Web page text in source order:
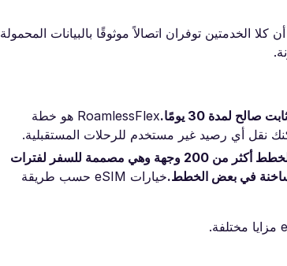
الخدمتين توفران اتصالاً موثوقًا بالبيانات المحمولة
‏RoamlessFlex هو خطة
نقل أي رصيد غير مستخدم للرحلات المستقبلية.
بالمقابل، تقدم هولافلاي خطط بيانات غير محدودة صالحة من 1 إلى 90 يومًا. تغطي هذه الخطط أكثر من 200 وجهة وهي مصممة للسفر لفترات
في بعض الخطط.
خيارات eSIM حسب طريقة